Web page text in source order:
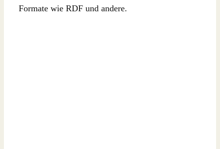
Formate wie RDF und andere.